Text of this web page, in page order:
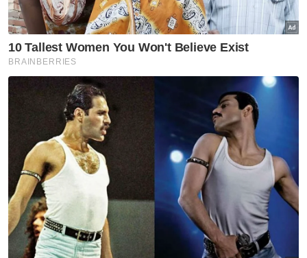
Kompleks Imigresen, Kastam, Kuarantin dan Keselamatan (ICQS)
Bukit Kayu Hitam pada Isnin.
Artikel Berkaitan:
Batik seludup RM1.76 juta dari Thailand dirampas
Penggangur diberkas, dadah RM1.72 juta dirampas
Mampukah capai sasaran bersara RM1.3 juta?
Hasil soal siasat, suspek mengaku terlibat
dalam aktiviti berkenaan sejak 25 Mei lalu
selepas diperkenalkan oleh seorang lelaki
tempatan kepada individu yang dipercayai
mengendalikan sindiket di Danok, Thailand.
"Siasatan mendapati modus operandi sindiket
adalah mendapatkan bekalan dadah di